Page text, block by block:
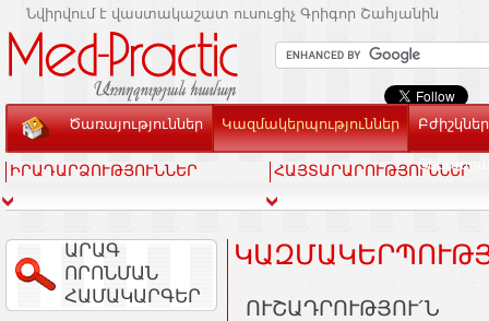
Նվիրվում է վաստակաշատ ուսուցիչ Գրիգոր Շահյանին
Ծառայություններ Կազմակերպություններ Բժիշկներ
ԻՐԱԴԱՐՁՈՒԹՅՈՒՆՆԵՐ ՀԱՅՏԱՐԱՐՈՒԹՅՈՒՆՆԵՐ
ԱՐԱԳ
ՈՐՈՆՄԱՆ
ՀԱՄԱԿԱՐԳԵՐ
ՈՒՇԱԴՐՈՒԹՅՈՒ´Ն